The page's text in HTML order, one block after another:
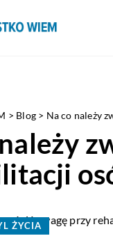
> Blog > Na co należy
ŻYCIA